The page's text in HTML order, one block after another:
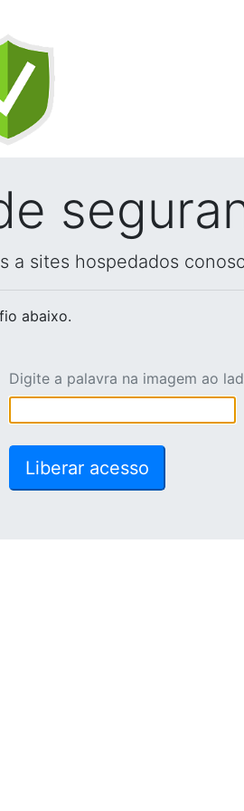
a sites hospedados
abaixo.
Digite a palavra na imagem ao